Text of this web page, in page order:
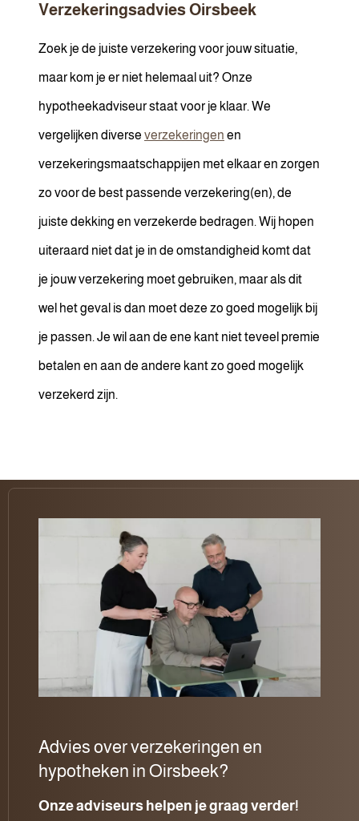
Verzekeringsadvies Oirsbeek
Zoek je de juiste verzekering voor jouw situatie,
maar kom je er niet helemaal uit? Onze
hypotheekadviseur staat voor je klaar. We
vergelijken diverse verzekeringen en
verzekeringsmaatschappijen met elkaar en zorgen
zo voor de best passende verzekering(en), de
juiste dekking en verzekerde bedragen. Wij hopen
uiteraard niet dat je in de omstandigheid komt dat
je jouw verzekering moet gebruiken, maar als dit
wel het geval is dan moet deze zo goed mogelijk bij
je passen. Je wil aan de ene kant niet teveel premie
betalen en aan de andere kant zo goed mogelijk
verzekerd zijn.
Advies over verzekeringen en
hypotheken in Oirsbeek?
Onze adviseurs helpen je graag verder!